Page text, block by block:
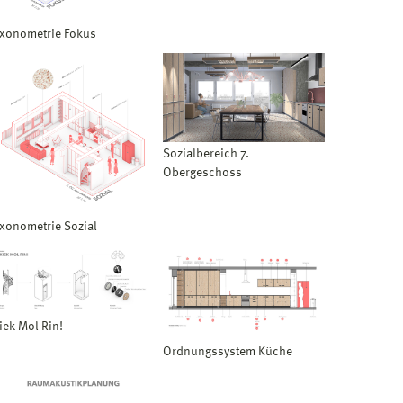
Fokus
Sozial
Sozialbereich 7.
Obergeschoss
Mol Rin!
Ordnungssystem Küche